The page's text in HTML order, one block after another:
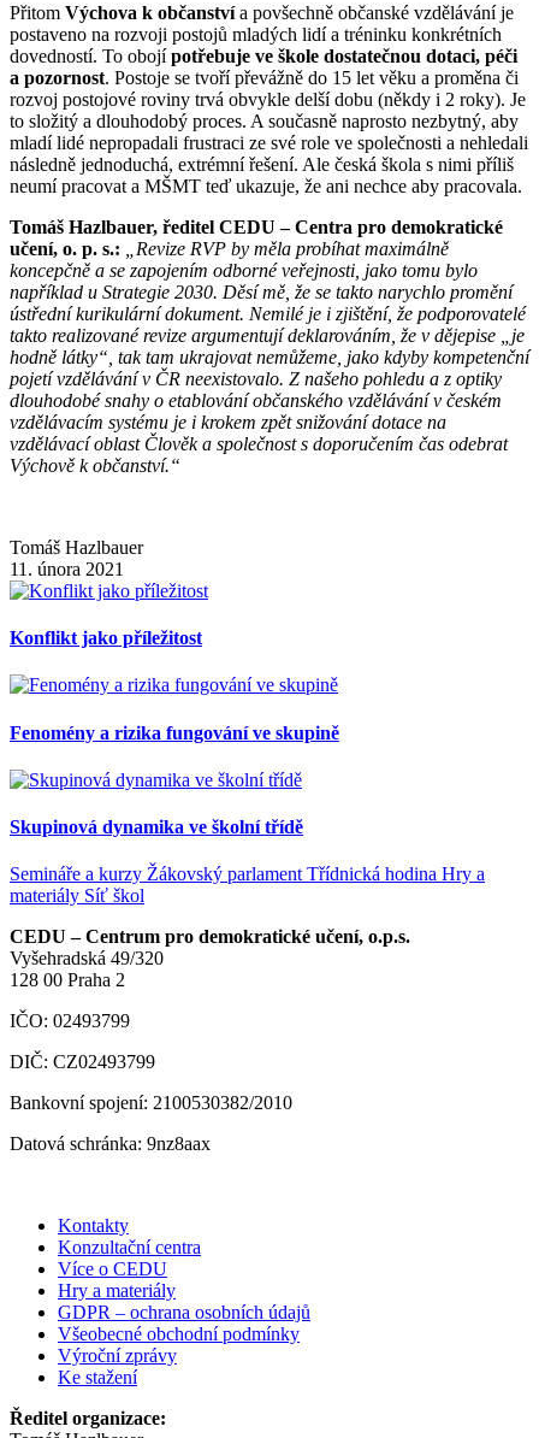
Přitom Výchova k občanstvía povšechně občanské vzdělávání je
postaveno na rozvoji postojů mladých lidí a tréninku konkrétních
dovedností. To obojípotřebuje ve škole dostatečnou dotaci, péči
a pozornost. Postoje se tvoří převážně do 15 let věku a proměna či
rozvoj postojové roviny trvá obvykle delší dobu (někdy i 2 roky). Je
to složitý a dlouhodobý proces. A současně naprosto nezbytný, aby
mladí lidé nepropadali frustraci ze své role ve společnosti a nehledali
následně jednoduchá, extrémní řešení. Ale česká škola s nimi příliš
neumí pracovat a MŠMT teď ukazuje, že ani nechce aby pracovala.
Tomáš Hazlbauer, ředitel CEDU – Centra pro demokratické
učení, o. p. s.:
„Revize RVP by měla probíhat maximálně
koncepčně a se zapojením odborné veřejnosti, jako tomu bylo
například u Strategie 2030. Děsí mě, že se takto narychlo promění
ústřední kurikulární dokument. Nemilé je i zjištění, že podporovatelé
takto realizované revize argumentují deklarováním, že v dějepise „je
hodně látky“, tak tam ukrajovat nemůžeme, jako kdyby kompetenční
pojetí vzdělávání v ČR neexistovalo. Z našeho pohledu a z optiky
dlouhodobé snahy o etablování občanského vzdělávání v českém
vzdělávacím systému je i krokem zpět snižování dotace na
vzdělávací oblast Člověk a společnost s doporučením čas odebrat
Výchově k občanství.“
Tomáš Hazlbauer
11. února 2021
Konflikt jako příležitost
Fenomény a rizika fungování ve skupině
Skupinová dynamika ve školní třídě
Semináře a kurzy Žákovský parlamentTřídnická hodina Hry a
materiály Síť škol
CEDU – Centrum pro demokratické učení, o.p.s.
Vyšehradská 49/320
128 00 Praha 2
IČO: 02493799
DIČ: CZ02493799
Bankovní spojení: 2100530382/2010
Datová schránka: 9nz8aax
Kontakty
Konzultační centra
Více o CEDU
Hry a materiály
GDPR – ochrana osobních údajů
Všeobecné obchodní podmínky
Výroční zprávy
Ke stažení
Ředitel organizace: